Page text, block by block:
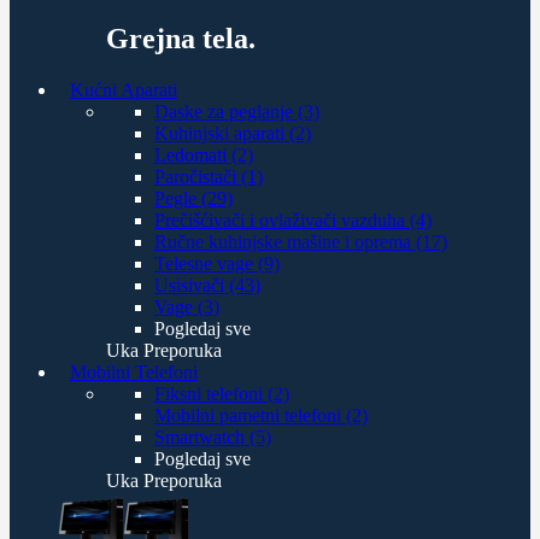
Grejna tela.
Kućni Aparati
Daske za peglanje (3)
Kuhinjski aparati (2)
Ledomati (2)
Paročistači (1)
Pegle (29)
Prečišćivači i ovlaživači vazduha (4)
Ručne kuhinjske mašine i oprema (17)
Telesne vage (9)
Usisivači (43)
Vage (3)
Pogledaj sve
Uka Preporuka
Mobilni Telefoni
Fiksni telefoni (2)
Mobilni pametni telefoni (2)
Smartwatch (5)
Pogledaj sve
Uka Preporuka